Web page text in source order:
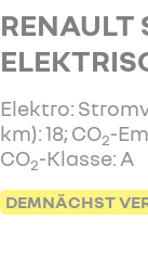
RENAULT
Elektro:
km): 18; CO2-
CO2-Klasse: A
DEMNÄCHST